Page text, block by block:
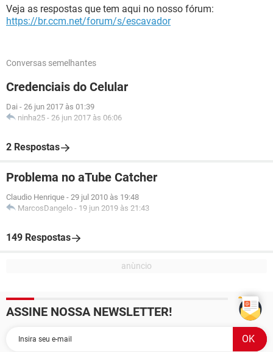
Veja as respostas que tem aqui no nosso fórum:
https://br.ccm.net/forum/s/escavador
Conversas semelhantes
Credenciais do Celular
Dai - 26 jun 2017 às 01:39
ninha25 - 26 jun 2017 às 06:06
2 Respostas
Problema no aTube Catcher
Claudio Henrique - 29 jul 2010 às 19:48
MarcosDangelo - 19 jun 2019 às 21:43
149 Respostas
ASSINE NOSSA NEWSLETTER!